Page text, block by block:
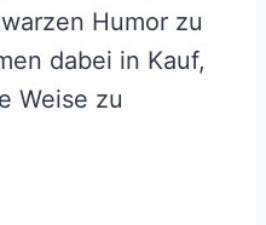
Humor zu
dabei in Kauf,
Weise zu